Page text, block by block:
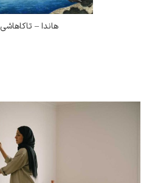
هاندا – تاکاهاشی شوته